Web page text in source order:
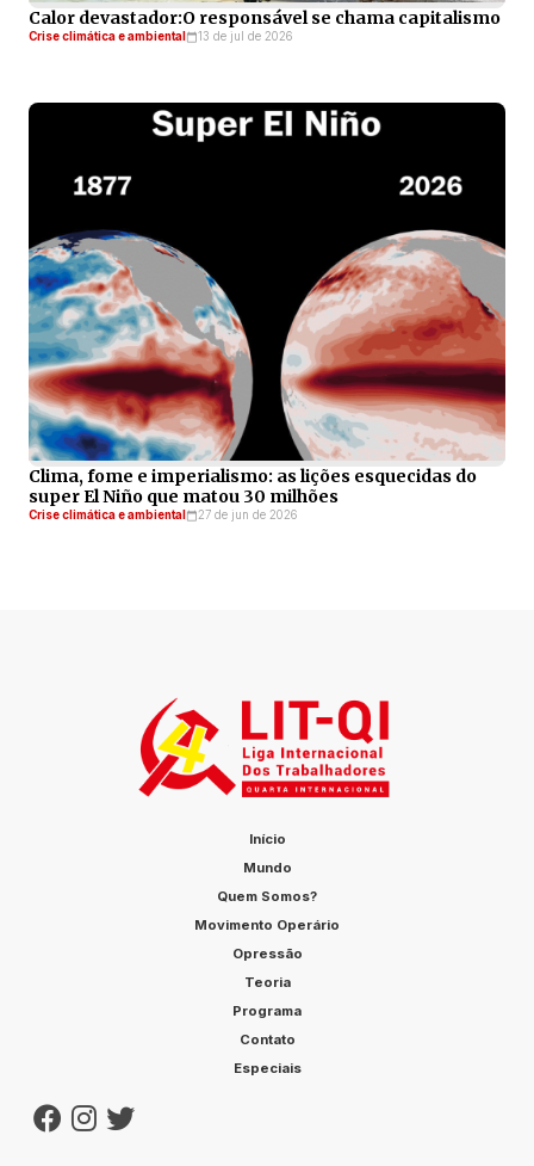
Calor devastador:O responsável se chama capitalismo
Crise climática e ambiental 13 de jul de 2026
Clima, fome e imperialismo: as lições esquecidas do
super El Niño que matou 30 milhões
Crise climática e ambiental 27 de jun de 2026
Início
Mundo
Quem Somos?
Movimento Operário
Opressão
Teoria
Programa
Contato
Especiais